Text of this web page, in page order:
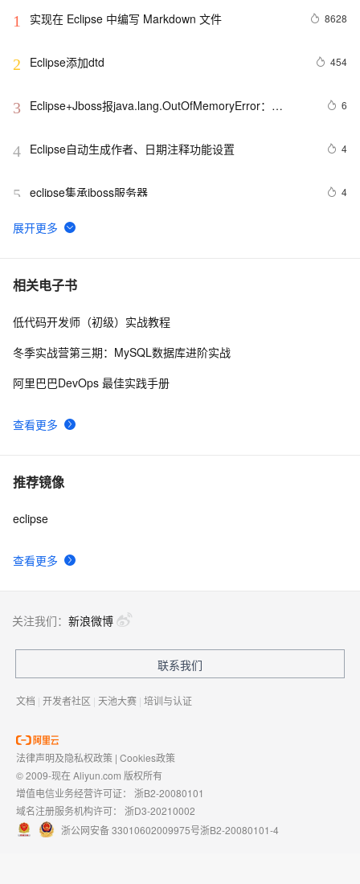
1 实现在 Eclipse 中编写 Markdown 文件 8628
2 Eclipse添加dtd 454
3
Eclipse+Jboss报java.lang.OutOfMemoryError：
6
4 Eclipse自动生成作者、日期注释功能设置 4
5 eclipse集承jboss服务器 4
6 Eclipse 寻找迷失的ID
7 Eclipse+Maven创建webapp项目<一> (转)
8 在eclipse中打开文件所在的目录
环境
相关电子书
查看更多
低代码开发师（初级）实战教程
冬季实战营第三期：MySQL数据库进阶实战
阿里巴巴DevOps 最佳实践手册
推荐镜像
查看更多
eclipse
关注我们： 新浪微博
联系我们
文档 | 开发者社区 | 天池大赛 | 培训与认证
法律声明及隐私权政策 | Cookies政策
© 2009-现在 Aliyun.com 版权所有
增值电信业务经营许可证： 浙B2-20080101
域名注册服务机构许可： 浙D3-20210002
浙公网安备 33010602009975号浙B2-20080101-4